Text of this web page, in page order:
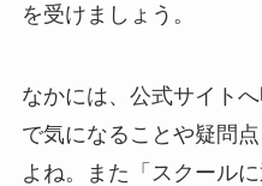
を受けましょう。
なかには、公式サイト
で気になることや疑問
よね。また「スクール